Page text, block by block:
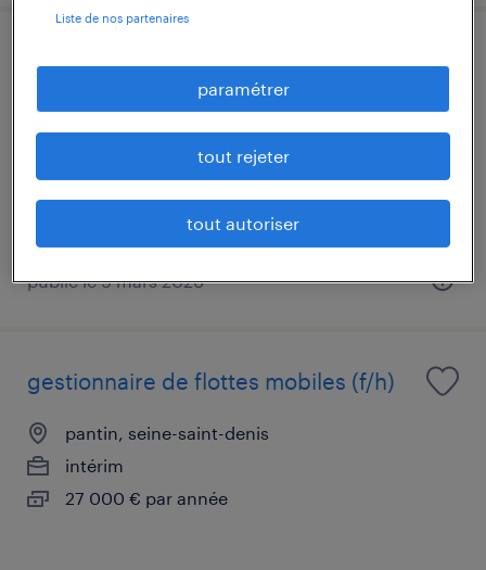
chargé de comptes multiactivités (f/h)
pantin, seine-saint-denis
30 900 € par année
publié le 9 mars 2026
gestionnaire de flottes mobiles (f/h)
pantin, seine-saint-denis
intérim
27 000 € par année
Liste de nos partenaires
paramétrer
tout rejeter
tout autoriser